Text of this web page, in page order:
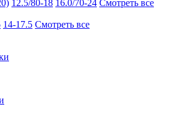
12.5/80-18 16.0/70-24 Смотреть все
14-17.5 Смотреть все